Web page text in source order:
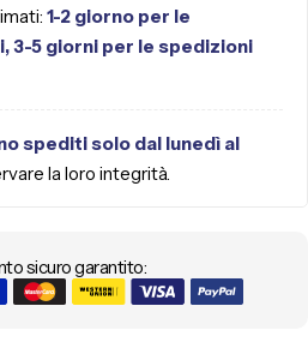
1-2 giorno per le
3-5 giorni per le spedizioni
spediti solo dal lunedì al
la loro integrità.
sicuro garantito: